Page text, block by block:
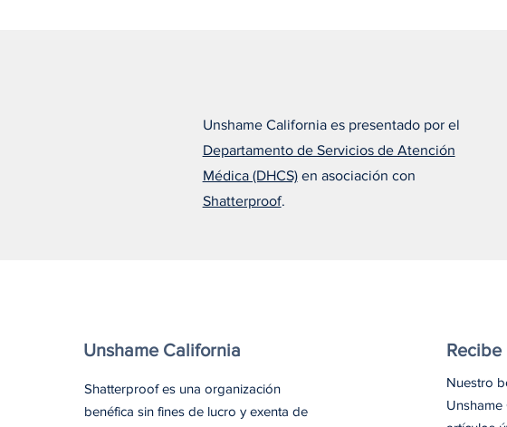
Alfonso cree que el
tratamiento adecuado lo
cambió todo
Unshame California es presentado por el
Departamento de Servicios de Atención
Médica (DHCS)en asociación con
Shatterproof.
Unshame California
Shatterproof es una organización
benéfica sin fines de lucro y exenta de
Nuestro
Unshame